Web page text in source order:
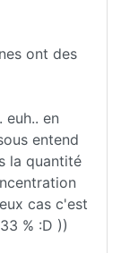
ont des
euh.. en
entend
la quantité
cas c'est
% :D ))